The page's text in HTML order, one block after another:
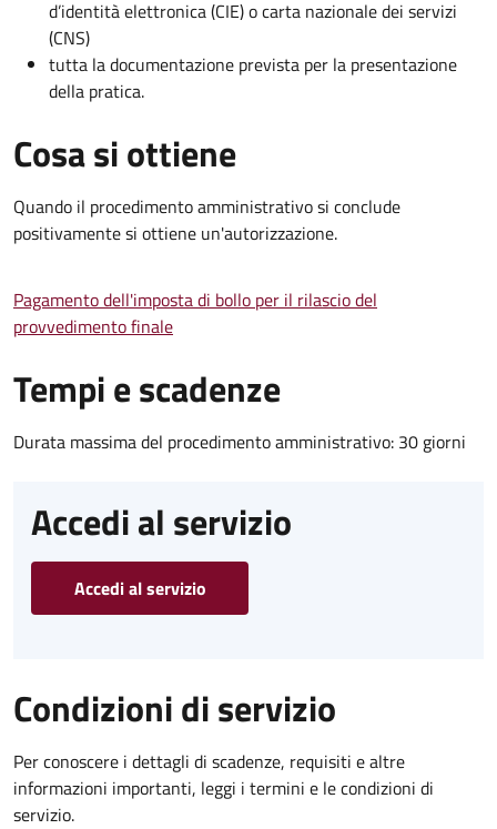
d’identità elettronica (CIE) o carta nazionale dei servizi
(CNS)
tutta la documentazione prevista per la presentazione
della pratica.
Cosa si ottiene
Quando il procedimento amministrativo si conclude
positivamente si ottiene un'autorizzazione.
Pagamento dell'imposta di bollo per il rilascio del
provvedimento finale
Tempi e scadenze
Durata massima del procedimento amministrativo: 30 giorni
Accedi al servizio
Accedi al servizio
Condizioni di servizio
Per conoscere i dettagli di scadenze, requisiti e altre
informazioni importanti, leggi i termini e le condizioni di
servizio.